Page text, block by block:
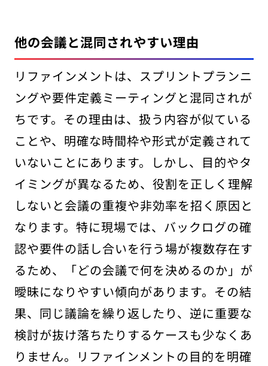
他の会議と混同されやすい理由
リファインメントは、スプリントプランニ
ングや要件定義ミーティングと混同されが
ちです。その理由は、扱う内容が似ている
ことや、明確な時間枠や形式が定義されて
いないことにあります。しかし、目的やタ
イミングが異なるため、役割を正しく理解
しないと会議の重複や非効率を招く原因と
なります。特に現場では、バックログの確
認や要件の話し合いを行う場が複数存在す
るため、「どの会議で何を決めるのか」が
曖昧になりやすい傾向があります。その結
果、同じ議論を繰り返したり、逆に重要な
検討が抜け落ちたりするケースも少なくあ
りません。リファインメントの目的を明確